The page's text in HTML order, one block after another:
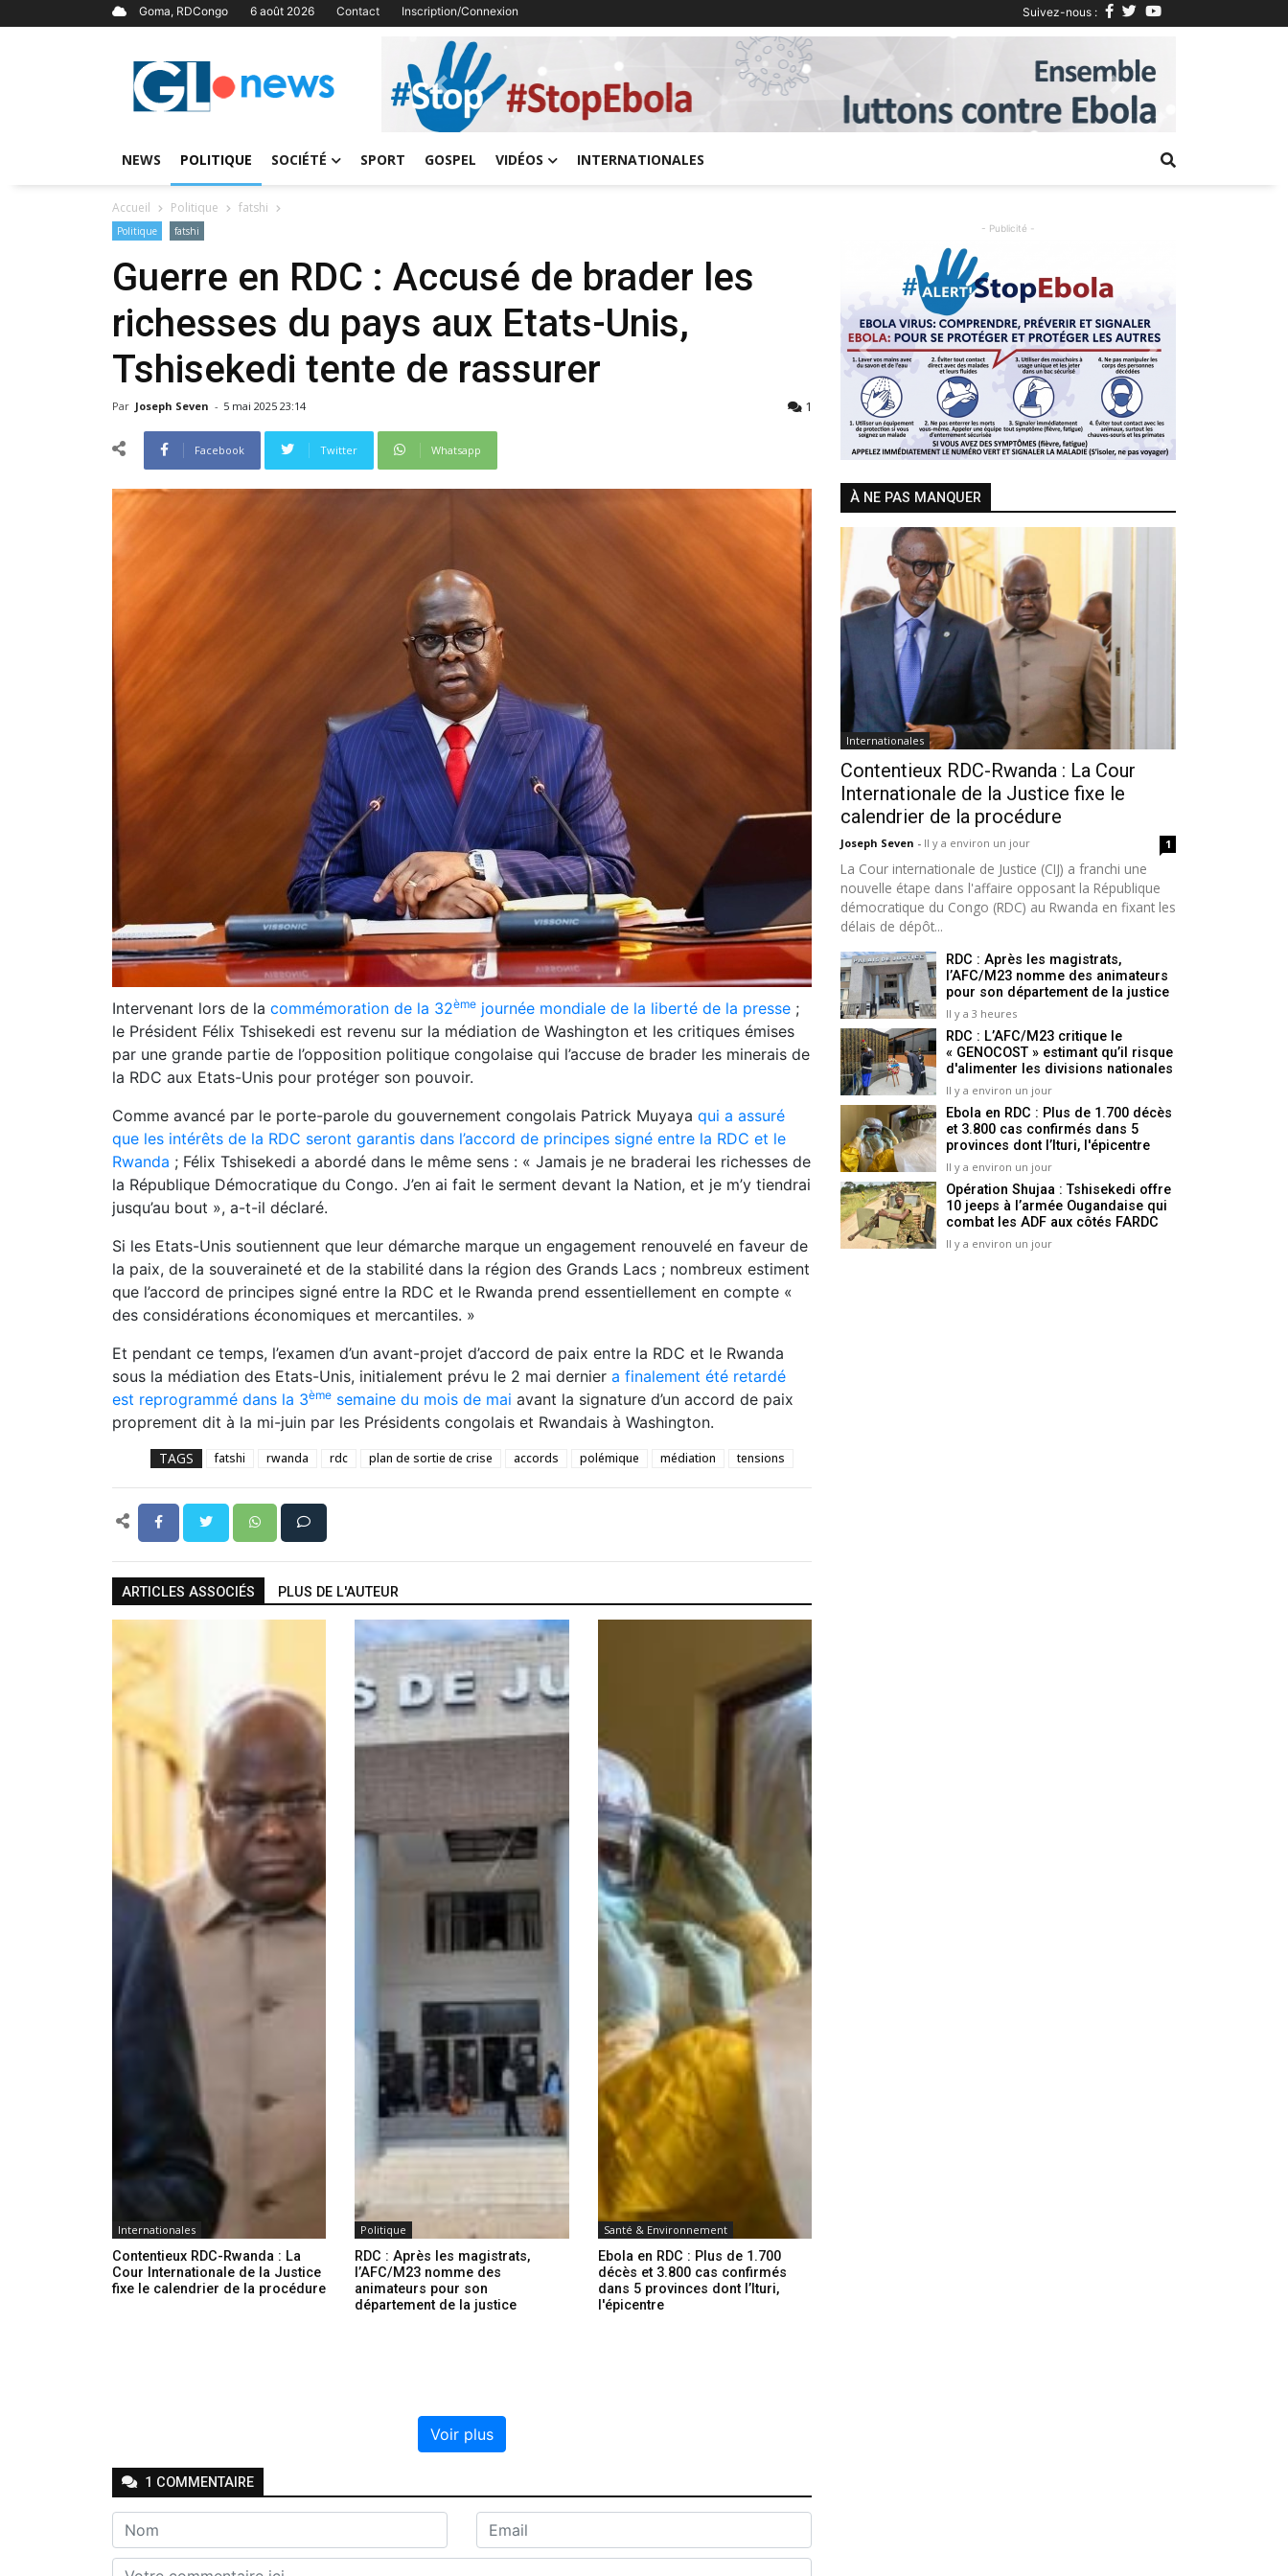
Goma, RDCongo 6 août 2026 Contact Inscription/Connexion Suivez-nous :
Previous Next
NEWS POLITIQUE SOCIÉTÉ SPORT GOSPEL VIDÉOS INTERNATIONALES
Accueil Politique fatshi
Politique fatshi
Guerre en RDC : Accusé de brader les
richesses du pays aux Etats-Unis,
Tshisekedi tente de rassurer
Par Joseph Seven - 5 mai 2025 23:14 1
Facebook Twitter Whatsapp
Intervenant lors de la commémoration de la 32ème journée mondiale de la liberté de la presse ;
le Président Félix Tshisekedi est revenu sur la médiation de Washington et les critiques émises
par une grande partie de l’opposition politique congolaise qui l’accuse de brader les minerais de
la RDC aux Etats-Unis pour protéger son pouvoir.
Comme avancé par le porte-parole du gouvernement congolais Patrick Muyaya qui a assuré
que les intérêts de la RDC seront garantis dans l’accord de principes signé entre la RDC et le
Rwanda ; Félix Tshisekedi a abordé dans le même sens : « Jamais je ne braderai les richesses de
la République Démocratique du Congo. J’en ai fait le serment devant la Nation, et je m’y tiendrai
jusqu’au bout », a-t-il déclaré.
Si les Etats-Unis soutiennent que leur démarche marque un engagement renouvelé en faveur de
la paix, de la souveraineté et de la stabilité dans la région des Grands Lacs ; nombreux estiment
que l’accord de principes signé entre la RDC et le Rwanda prend essentiellement en compte «
des considérations économiques et mercantiles. »
Et pendant ce temps, l’examen d’un avant-projet d’accord de paix entre la RDC et le Rwanda
sous la médiation des Etats-Unis, initialement prévu le 2 mai dernier a finalement été retardé
est reprogrammé dans la 3ème semaine du mois de mai avant la signature d’un accord de paix
proprement dit à la mi-juin par les Présidents congolais et Rwandais à Washington.
TAGS fatshi rwanda rdc plan de sortie de crise accords polémique médiation tensions
ARTICLES ASSOCIÉS PLUS DE L'AUTEUR
Internationales
Contentieux RDC-Rwanda : La
Cour Internationale de la Justice
fixe le calendrier de la procédure
Politique
RDC : Après les magistrats,
l’AFC/M23 nomme des
animateurs pour son
département de la justice
Santé & Environnement
Ebola en RDC : Plus de 1.700
décès et 3.800 cas confirmés
dans 5 provinces dont l’Ituri,
l'épicentre
Voir plus
1 COMMENTAIRE
- Publicité -
Previous Next
À NE PAS MANQUER
Internationales
Contentieux RDC-Rwanda : La Cour
Internationale de la Justice fixe le
calendrier de la procédure
Joseph Seven - Il y a environ un jour 1
La Cour internationale de Justice (CIJ) a franchi une
nouvelle étape dans l'affaire opposant la République
démocratique du Congo (RDC) au Rwanda en fixant les
délais de dépôt...
RDC : Après les magistrats,
l’AFC/M23 nomme des animateurs
pour son département de la justice
Il y a 3 heures
RDC : L’AFC/M23 critique le
« GENOCOST » estimant qu’il risque
d'alimenter les divisions nationales
Il y a environ un jour
Ebola en RDC : Plus de 1.700 décès
et 3.800 cas confirmés dans 5
provinces dont l’Ituri, l'épicentre
Il y a environ un jour
Opération Shujaa : Tshisekedi offre
10 jeeps à l’armée Ougandaise qui
combat les ADF aux côtés FARDC
Il y a environ un jour